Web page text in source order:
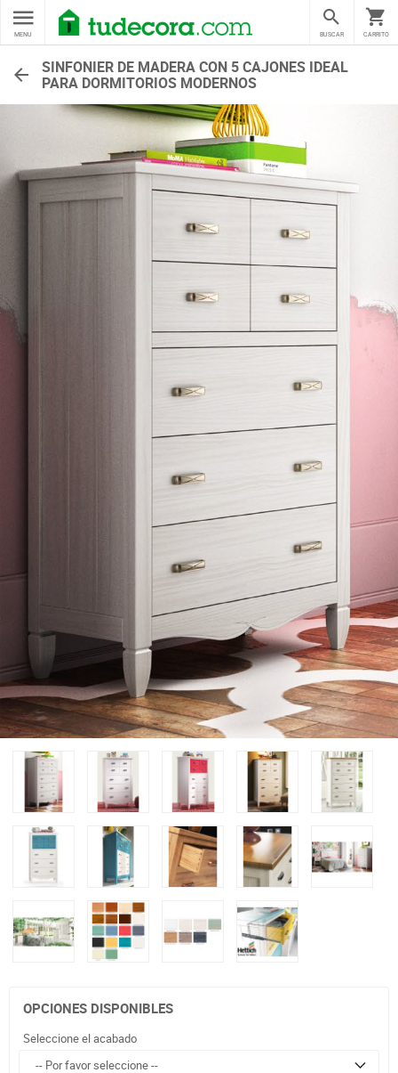
MENU CARRITO
BUSCAR
SINFONIER DE MADERA CON 5 CAJONES IDEAL
PARA DORMITORIOS MODERNOS
OPCIONES DISPONIBLES
Seleccione el acabado